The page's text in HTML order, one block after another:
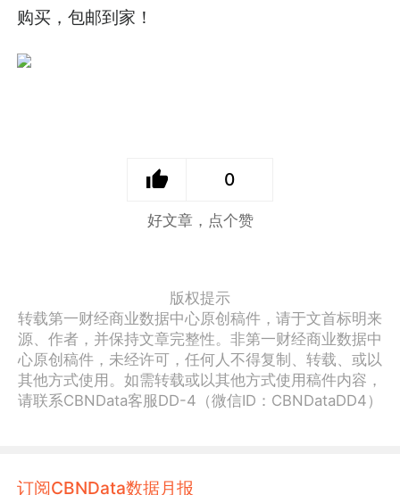
购买，包邮到家！
0
好文章，点个赞
版权提示
转载第一财经商业数据中心原创稿件，请于文首标明来
源、作者，并保持文章完整性。非第一财经商业数据中
心原创稿件，未经许可，任何人不得复制、转载、或以
其他方式使用。如需转载或以其他方式使用稿件内容，
请联系CBNData客服DD-4（微信ID：CBNDataDD4）
订阅CBNData数据月报